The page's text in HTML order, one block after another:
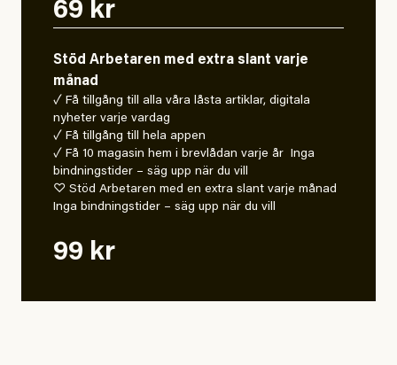
69 kr
Stöd Arbetaren med extra slant varje
månad
✓ Få tillgång till alla våra låsta artiklar, digitala
nyheter varje vardag
✓ Få tillgång till hela appen
✓ Få 10 magasin hem i brevlådan varje år Inga
bindningstider – säg upp när du vill
♡ Stöd Arbetaren med en extra slant varje månad
Inga bindningstider – säg upp när du vill
99 kr